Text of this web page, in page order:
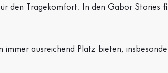
den Tragekomfort. In den Gabor Stories
immer ausreichend Platz bieten,